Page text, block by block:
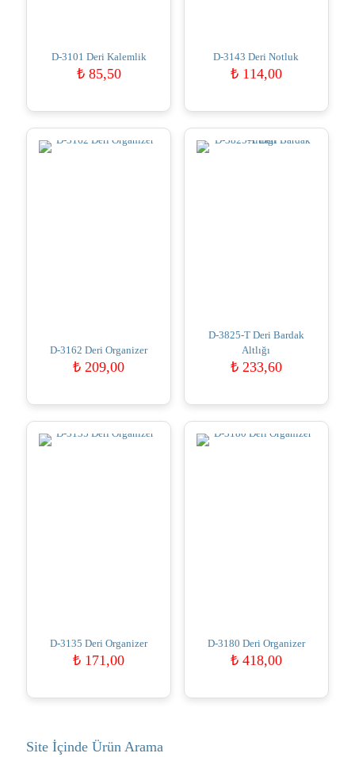
D-3101 Deri Kalemlik
₺85,50
D-3143 Deri Notluk
₺114,00
D-3162 Deri Organizer
₺ 209,00
D-3825-T Deri Bardak
Altlığı
₺233,60
D-3135 Deri Organizer
₺ 171,00
D-3180 Deri Organizer
₺418,00
Site İçinde Ürün Arama